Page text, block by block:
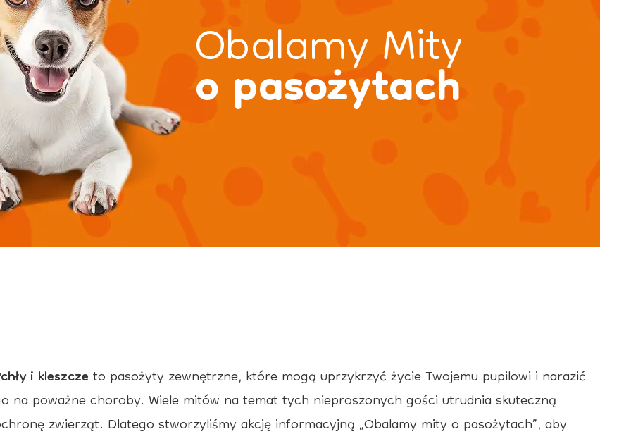
Obalamy Mity
o pasożytach
i kleszczeto pasożyty zewnętrzne, które mogą uprzykrzyć życie Twojemu pupilowi i narazić
na poważne choroby. Wiele mitów na temat tych nieproszonych gości utrudnia skuteczną
zwierząt. Dlatego stworzyliśmy akcję informacyjną „Obalamy mity o pasożytach”, aby